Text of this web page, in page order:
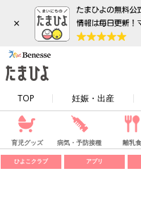
×
TOP 妊娠・出産
育児グッズ 病気・予防接種 離乳食
ひよこクラブ アプリ